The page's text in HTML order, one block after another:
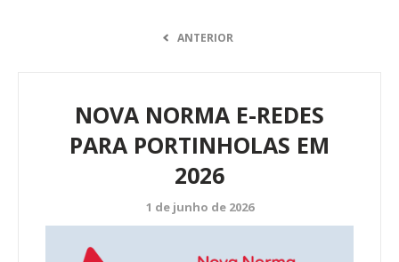
ANTERIOR
NOVA NORMA E-REDES
PARA PORTINHOLAS EM
2026
1 de junho de 2026